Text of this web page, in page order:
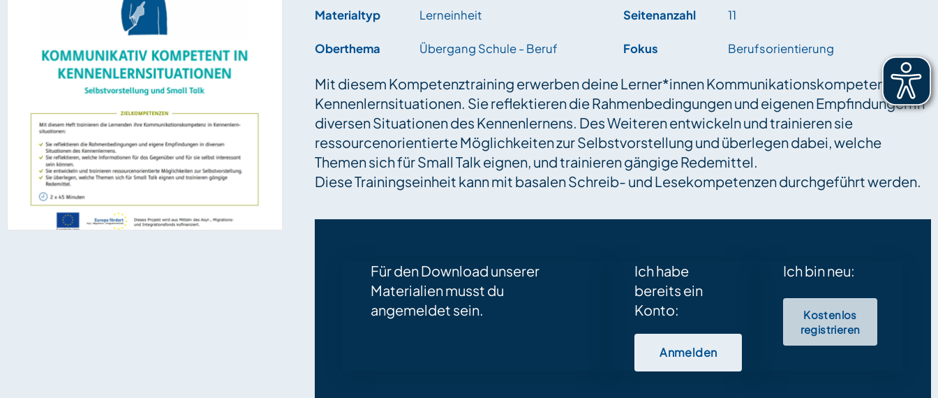
Materialtyp Lerneinheit
Oberthema Übergang Schule - Beruf
Seitenanzahl 11
Fokus Berufsorientierung
Mit diesem Kompetenztraining erwerben deine Lerner*innen Kommunikationskompetenzen in
Kennenlernsituationen. Sie reflektieren die Rahmenbedingungen und eigenen Empfindungen in
diversen Situationen des Kennenlernens. Des Weiteren entwickeln und trainieren sie
ressourcenorientierte Möglichkeiten zur Selbstvorstellung und überlegen dabei, welche
Themen sich für Small Talk eignen, und trainieren gängige Redemittel.
Diese Trainingseinheit kann mit basalen Schreib- und Lesekompetenzen durchgeführt werden.
Für den Download unserer
Materialien musst du
angemeldet sein.
Ich habe
bereits ein
Konto:
Anmelden
Ich bin neu:
Kostenlos
registrieren